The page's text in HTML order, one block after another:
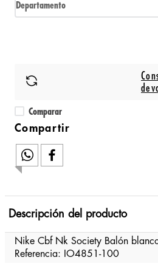
Departamento
Comparar
Descripción del producto
Nike Cbf Nk Society Balón
Referencia: IO4851-100